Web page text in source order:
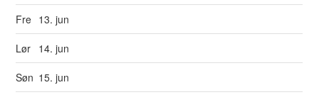
Fre 13. jun
Lør 14. jun
Søn 15. jun